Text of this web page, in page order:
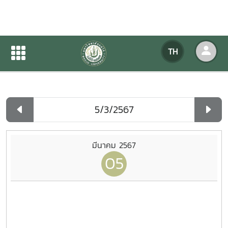
TH
ปฏิทินกิจกรรมของหน่วยงาน
ปฏิทินกิจกรรมของหน่วยงาน
มีนาคม 2567
05